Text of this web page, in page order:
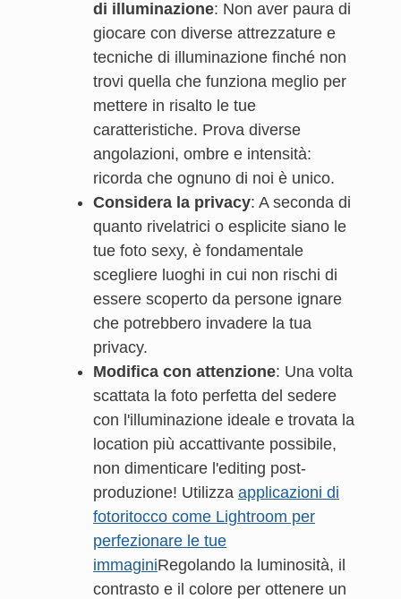
di illuminazione: Non aver paura di
giocare con diverse attrezzature e
tecniche di illuminazione finché non
trovi quella che funziona meglio per
mettere in risalto le tue
caratteristiche. Prova diverse
angolazioni, ombre e intensità:
ricorda che ognuno di noi è unico.
Considera la privacy: A seconda di
quanto rivelatrici o esplicite siano le
tue foto sexy, è fondamentale
scegliere luoghi in cui non rischi di
essere scoperto da persone ignare
che potrebbero invadere la tua
privacy.
Modifica con attenzione: Una volta
scattata la foto perfetta del sedere
con l'illuminazione ideale e trovata la
location più accattivante possibile,
non dimenticare l'editing post-
produzione! Utilizza applicazioni di
fotoritocco come Lightroom per
perfezionare le tue
immaginiRegolando la luminosità, il
contrasto e il colore per ottenere un